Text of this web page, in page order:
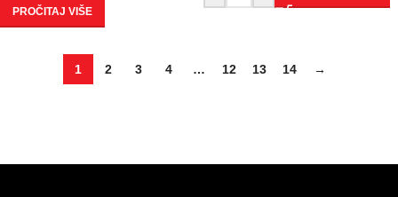
PROČITAJ VIŠE
1 2 3 4 … 12 13 14 →